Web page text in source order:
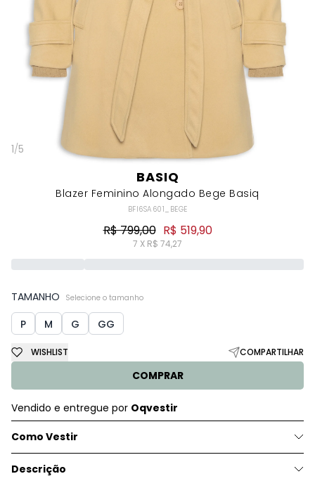
1/5
BASIQ
Blazer Feminino Alongado Bege Basiq
BFI6SA601_BEGE
R$ 799,00 R$ 519,90
7 X R$ 74,27
TAMANHO Selecione o tamanho
P M G GG
COMPRAR
WISHLIST COMPARTILHAR
Vendido e entregue por Oqvestir
Como Vestir
Descrição